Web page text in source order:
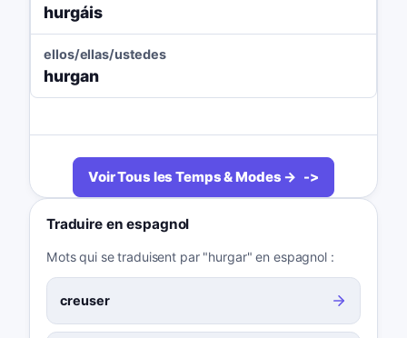
hurgáis
ellos/ellas/ustedes
hurgan
Voir Tous les Temps & Modes →
Traduire en espagnol
Mots qui se traduisent par "hurgar" en espagnol :
creuser